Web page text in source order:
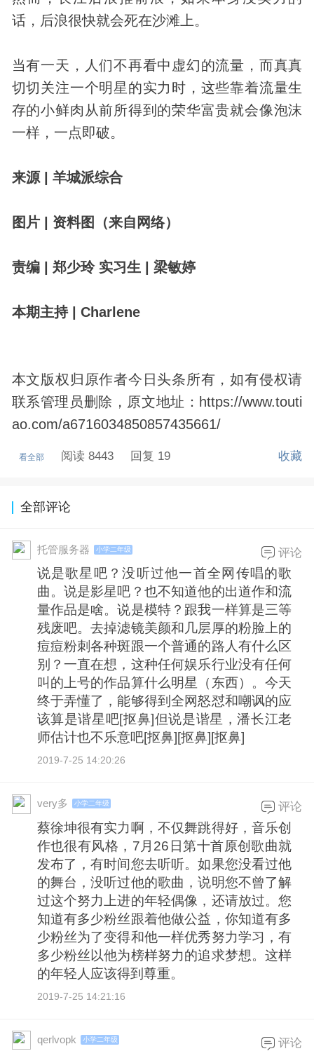
话，后浪很快就会死在沙滩上。
当有一天，人们不再看中虚幻的流量，而真真
切切关注一个明星的实力时，这些靠着流量生
存的小鲜肉从前所得到的荣华富贵就会像泡沫
一样，一点即破。
来源 | 羊城派综合
图片 | 资料图（来自网络）
责编 | 郑少玲 实习生 | 梁敏婷
本期主持 | Charlene
本文版权归原作者今日头条所有，如有侵权请
联系管理员删除，原文地址：https://www.touti
ao.com/a6716034850857435661/
看全部 阅读 8443 回复 19 收藏
全部评论
托管服务器 小学二年级
说是歌星吧？没听过他一首全网传唱的歌
曲。说是影星吧？也不知道他的出道作和流
量作品是啥。说是模特？跟我一样算是三等
残废吧。去掉滤镜美颜和几层厚的粉脸上的
痘痘粉刺各种斑跟一个普通的路人有什么区
别？一直在想，这种任何娱乐行业没有任何
叫的上号的作品算什么明星（东西）。今天
终于弄懂了，能够得到全网怒怼和嘲讽的应
该算是谐星吧[抠鼻]但说是谐星，潘长江老
师估计也不乐意吧[抠鼻][抠鼻][抠鼻]
2019-7-25 14:20:26
评论
very多 小学二年级
蔡徐坤很有实力啊，不仅舞跳得好，音乐创
作也很有风格，7月26日第十首原创歌曲就
发布了，有时间您去听听。如果您没看过他
的舞台，没听过他的歌曲，说明您不曾了解
过这个努力上进的年轻偶像，还请放过。您
知道有多少粉丝跟着他做公益，你知道有多
少粉丝为了变得和他一样优秀努力学习，有
多少粉丝以他为榜样努力的追求梦想。这样
的年轻人应该得到尊重。
2019-7-25 14:21:16
评论
qerlvopk 小学二年级 评论